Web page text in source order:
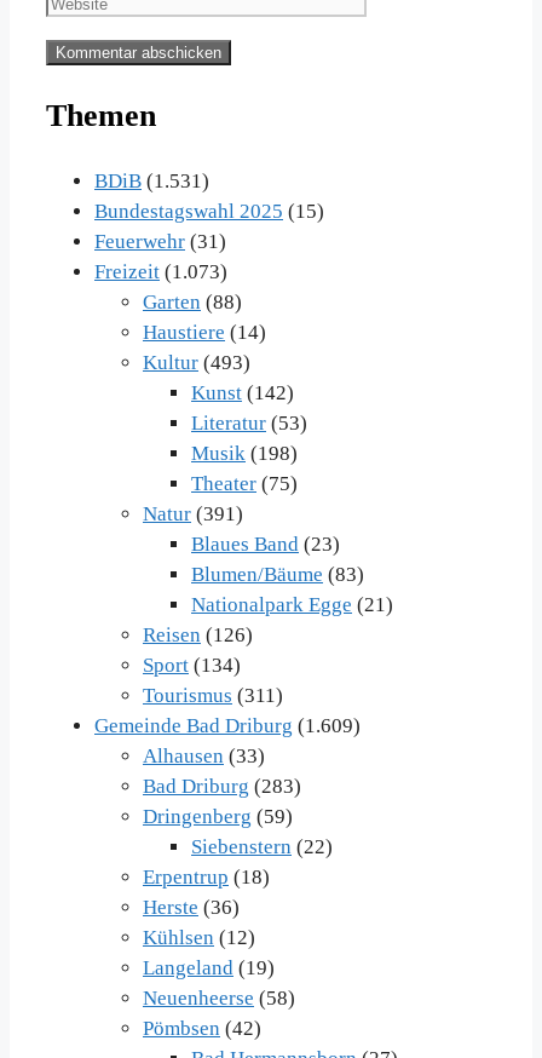
Themen
BDiB (1.531)
Bundestagswahl 2025 (15)
Feuerwehr (31)
Freizeit (1.073)
Garten (88)
Haustiere (14)
Kultur (493)
Kunst (142)
Literatur (53)
Musik (198)
Theater (75)
Natur (391)
Blaues Band (23)
Blumen/Bäume (83)
Nationalpark Egge (21)
Reisen (126)
Sport (134)
Tourismus (311)
Gemeinde Bad Driburg (1.609)
Alhausen (33)
Bad Driburg (283)
Dringenberg (59)
Siebenstern (22)
Erpentrup (18)
Herste (36)
Kühlsen (12)
Langeland (19)
Neuenheerse (58)
Pömbsen (42)